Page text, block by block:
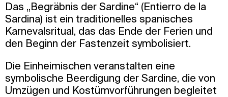
Das „Begräbnis der Sardine“ (Entierro de la
Sardina) ist ein traditionelles spanisches
Karnevalsritual, das das Ende der Ferien und
den Beginn der Fastenzeit symbolisiert.
Die Einheimischen veranstalten eine
symbolische Beerdigung der Sardine, die von
Umzügen und Kostümvorführungen begleitet